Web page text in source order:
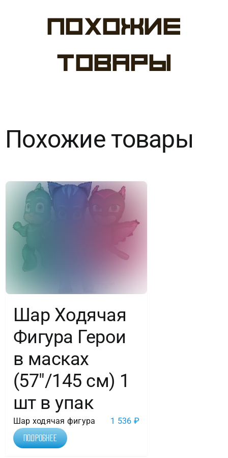
Похожие
товары
Похожие товары
Шар Ходячая
Фигура Герои
в масках
(57″/145 см) 1
шт в упак
Шар ходячая фигура 1 536 ₽
Подробнее